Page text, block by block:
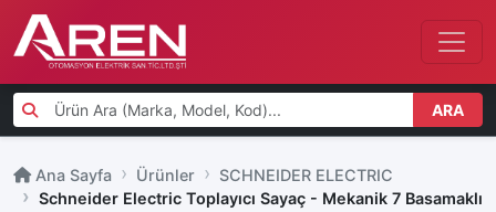
ARA
Ana Sayfa Ürünler
SCHNEIDER ELECTRIC
Schneider Electric Toplayıcı Sayaç - Mekanik 7 Basamaklı